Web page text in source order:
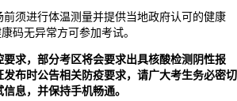
进行体温测量并提供当地政府认可的健康
码无异常方可参加考试。
要求，部分考区将会要求出具核酸检测阴性报
布时公告相关防疫要求，请广大考生务必密切
息，并保持手机畅通。